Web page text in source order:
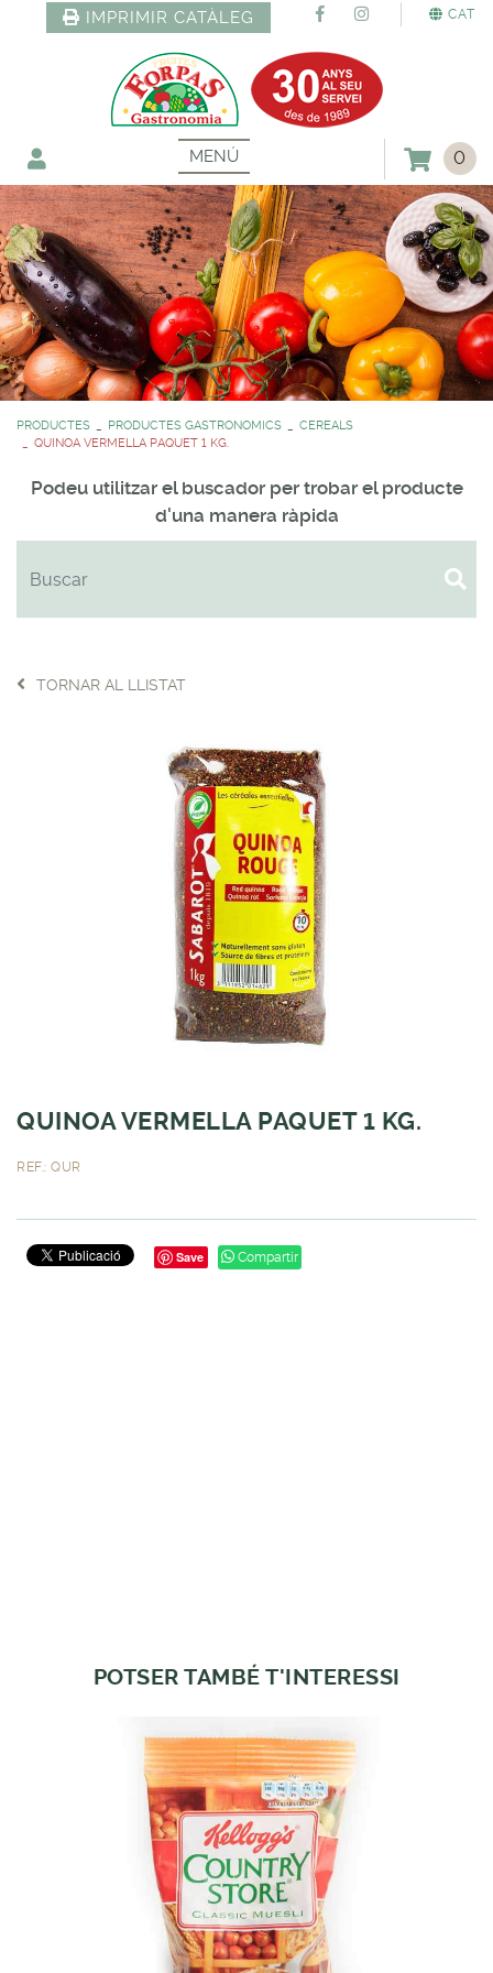
CAT
IMPRIMIR CATÀLEG
MENÚ 0
PRODUCTES PRODUCTES GASTRONOMICS
CEREALS
QUINOA VERMELLA PAQUET 1 KG.
Podeu utilitzar el buscador per trobar el producte
d'una manera ràpida
TORNAR AL LLISTAT
QUINOA VERMELLA PAQUET 1 KG.
REF.: QUR
Save Compartir
POTSER TAMBÉ T'INTERESSI